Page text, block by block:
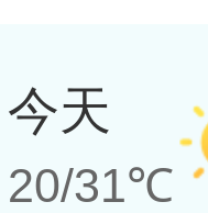
今天
20/31℃